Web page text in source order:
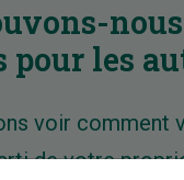
pour les
voir comment
de votre